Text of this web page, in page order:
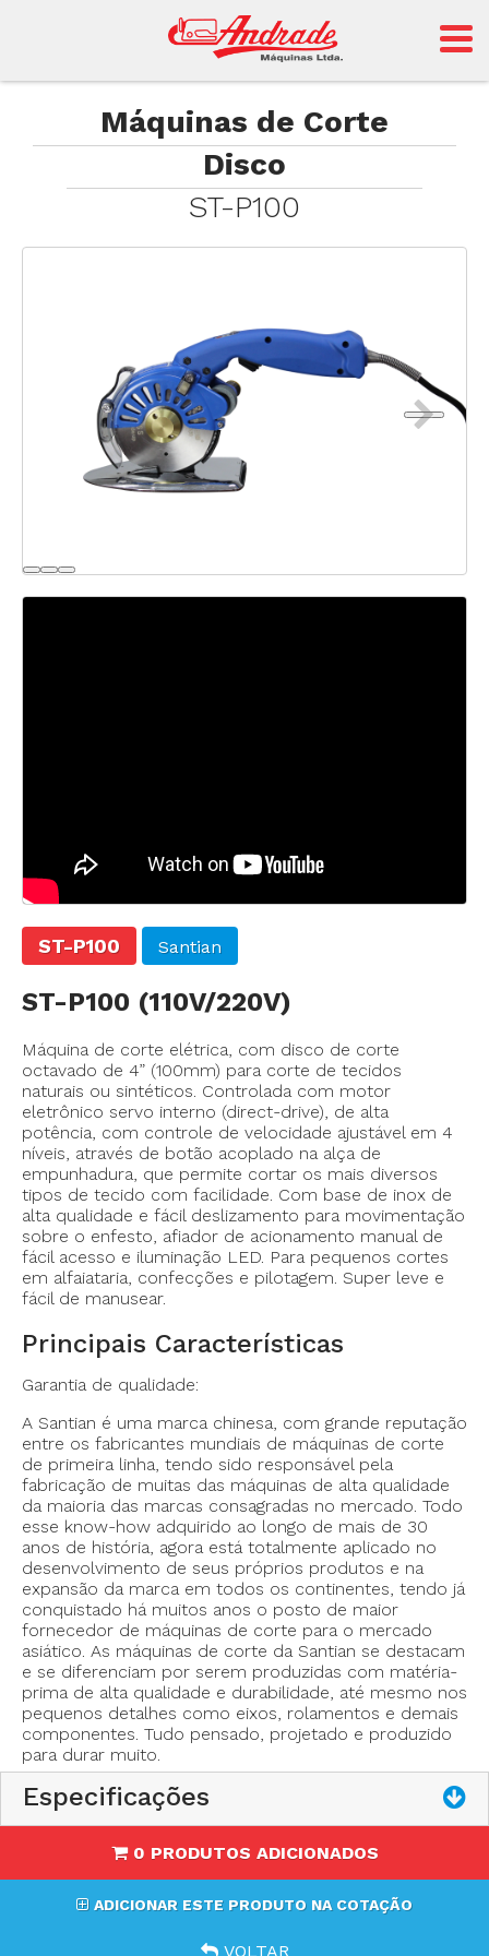
Andrade
Sansei
Máquinas de Corte
Disco
ST-P100
ST-P100 Santian
ST-P100 (110V/220V)
Máquina de corte elétrica, com disco de corte
octavado de 4” (100mm) para corte de tecidos
naturais ou sintéticos. Controlada com motor
eletrônico servo interno (direct-drive), de alta
potência, com controle de velocidade ajustável em 4
níveis, através de botão acoplado na alça de
empunhadura, que permite cortar os mais diversos
tipos de tecido com facilidade. Com base de inox de
alta qualidade e fácil deslizamento para movimentação
sobre o enfesto, afiador de acionamento manual de
fácil acesso e iluminação LED. Para pequenos cortes
em alfaiataria, confecções e pilotagem. Super leve e
fácil de manusear.
Principais Características
Garantia de qualidade:
A Santian é uma marca chinesa, com grande reputação
entre os fabricantes mundiais de máquinas de corte
de primeira linha, tendo sido responsável pela
fabricação de muitas das máquinas de alta qualidade
da maioria das marcas consagradas no mercado. Todo
esse know-how adquirido ao longo de mais de 30
anos de história, agora está totalmente aplicado no
desenvolvimento de seus próprios produtos e na
expansão da marca em todos os continentes, tendo já
conquistado há muitos anos o posto de maior
fornecedor de máquinas de corte para o mercado
asiático. As máquinas de corte da Santian se destacam
e se diferenciam por serem produzidas com matéria-
prima de alta qualidade e durabilidade, até mesmo nos
pequenos detalhes como eixos, rolamentos e demais
componentes. Tudo pensado, projetado e produzido
para durar muito.
Especificações
- Marca: Santian
- Tamanho do disco: 4” (100mms)
- Capacidade de corte: 27mms
- Afiador manual
- Protetor frontal ajustável
- Potência: Variável de 3,6 watts a 200 watts
- Velocidade ajustável em 4 níveis: 600/800/1000/1200
rpm
- Voltagem: 110V ou 220V
- Peso Líquido: 1,4Kgs
- Opção de usar disco redondo ou octavado.
0 PRODUTOS ADICIONADOS
ADICIONAR ESTE PRODUTO NA COTAÇÃO
VOLTAR